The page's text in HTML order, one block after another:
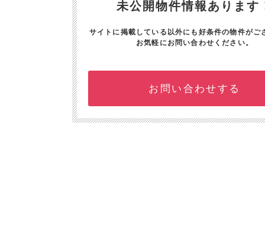
未公開物件情報あります
サイトに掲載している以外にも好条件の物件がご
お気軽にお問い合わせください。
お問い合わせする